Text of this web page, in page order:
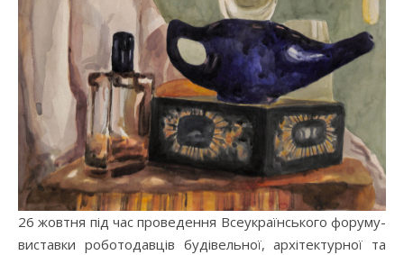
26 жовтня під час проведення Всеукраїнського форуму-
виставки роботодавців будівельної, архітектурної та